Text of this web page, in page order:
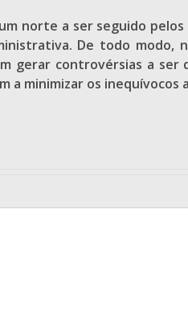
norte a ser seguido
De todo modo,
gerar controvérsias a
a minimizar os